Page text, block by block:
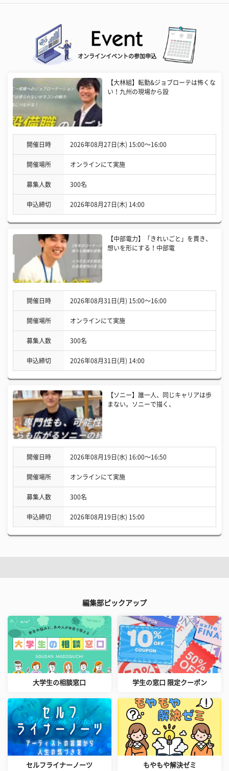
オンラインイベントの参加申込
【大林組】転勤&ジョブローテは怖くな
い！九州の現場から設
開催日時 2026年08月27日(木) 15:00〜16:00
開催場所 オンラインにて実施
募集人数 300名
申込締切 2026年08月27日(木) 14:00
【中部電力】「きれいごと」を貫き、
想いを形にする！中部電
開催日時 2026年08月31日(月) 15:00〜16:00
開催場所 オンラインにて実施
募集人数 300名
申込締切 2026年08月31日(月) 14:00
【ソニー】誰一人、同じキャリアは歩
まない。ソニーで描く、
開催日時 2026年08月19日(水) 16:00〜16:50
開催場所 オンラインにて実施
募集人数 300名
申込締切 2026年08月19日(水) 15:00
編集部ピックアップ
大学生の相談窓口 学生の窓口 限定クーポン
セルフライナーノーツ もやもや解決ゼミ